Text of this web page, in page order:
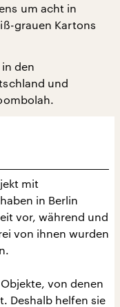
um acht in
grauen Kartons
den
und
mit
in Berlin
vor, während und
von ihnen wurden
von denen
Deshalb helfen sie